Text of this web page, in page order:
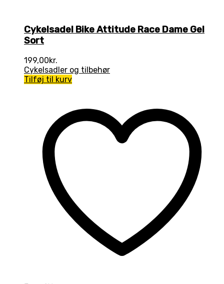
Cykelsadel Bike Attitude Race Dame Gel
Sort
199,00kr.
Cykelsadler og tilbehør
Tilføj til kurv